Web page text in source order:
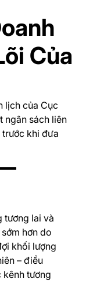
Của
lịch của Cục
ngân sách liên
trước khi đưa
tương lai và
hơn do
khối lượng
– điều
kênh tương